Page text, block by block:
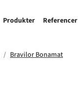
Produkter Referencer
Bravilor Bonamat